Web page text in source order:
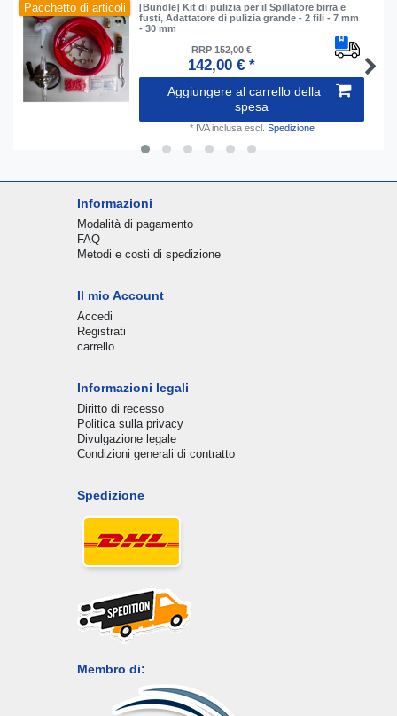
Pacchetto di articoli
[Bundle] Kit di pulizia per il Spillatore birra e
fusti, Adattatore di pulizia grande - 2 fili - 7 mm
- 30 mm
RRP 152,00 €
142,00 € *
Aggiungere al carrello della
spesa
* IVA inclusaescl. Spedizione
Informazioni
Modalità di pagamento
FAQ
Metodi e costi di spedizione
Il mio Account
Accedi
Registrati
carrello
Informazioni legali
Diritto di recesso
Politica sulla privacy
Divulgazione legale
Condizioni generali di contratto
Spedizione
Membro di: